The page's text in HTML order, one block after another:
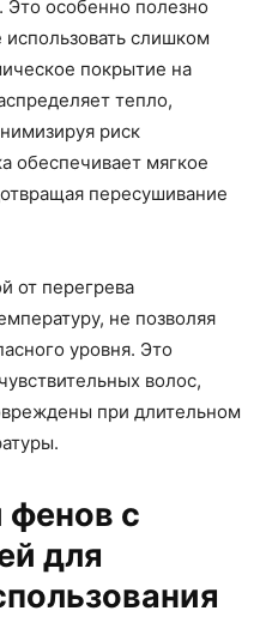
Это особенно полезно
слишком
покрытие на
тепло,
риск
обеспечивает мягкое
пересушивание
от перегрева
не позволяя
уровня. Это
волос,
при длительном
с
для